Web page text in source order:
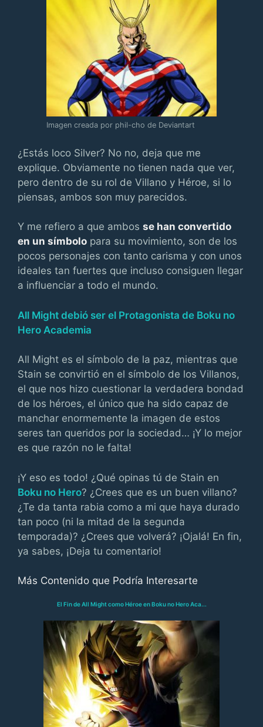
Imagen creada por phil-cho de Deviantart
¿Estás loco Silver? No no, deja que me
explique. Obviamente no tienen nada que ver,
pero dentro de su rol de Villano y Héroe, si lo
piensas, ambos son muy parecidos.
Y me refiero a que ambos se han convertido
en un símbolo para su movimiento, son de los
pocos personajes con tanto carisma y con unos
ideales tan fuertes que incluso consiguen llegar
a influenciar a todo el mundo.
All Might debió ser el Protagonista de Boku no
Hero Academia
All Might es el símbolo de la paz, mientras que
Stain se convirtió en el símbolo de los Villanos,
el que nos hizo cuestionar la verdadera bondad
de los héroes, el único que ha sido capaz de
manchar enormemente la imagen de estos
seres tan queridos por la sociedad… ¡Y lo mejor
es que razón no le falta!
¡Y eso es todo! ¿Qué opinas tú de Stain en
Boku no Hero? ¿Crees que es un buen villano?
¿Te da tanta rabia como a mi que haya durado
tan poco (ni la mitad de la segunda
temporada)? ¿Crees que volverá? ¡Ojalá! En fin,
ya sabes, ¡Deja tu comentario!
Más Contenido que Podría Interesarte
El Fin de All Might como Héroe en Boku no Hero Aca...